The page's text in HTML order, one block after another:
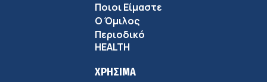
Ποιοι Είμαστε
Ο Όμιλος
Περιοδικό
HEALTH
ΧΡΗΣΙΜΑ